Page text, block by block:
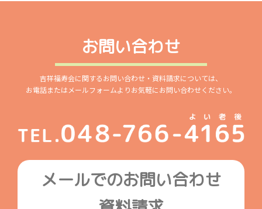
お問い合わせ
吉祥福寿会に関するお問い合わせ・資料請求については、
お電話またはメールフォームよりお気軽にお問い合わせください。
メールでのお問い合わせ